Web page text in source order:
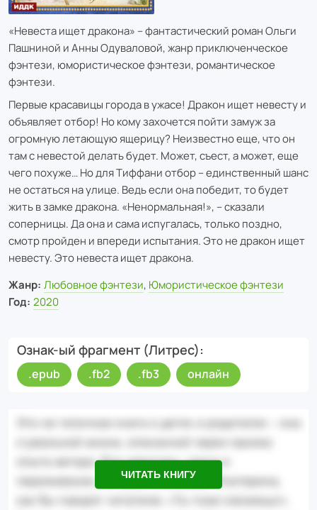
«Невеста ищет дракона» – фантастический роман Ольги
Пашниной и Анны Одуваловой, жанр приключенческое
фэнтези, юмористическое фэнтези, романтическое
фэнтези.
Первые красавицы города в ужасе! Дракон ищет невесту и
объявляет отбор! Но кому захочется пойти замуж за
огромную летающую ящерицу? Неизвестно еще, что он
там с невестой делать будет. Может, съест, а может, еще
чего похуже… Но для Тиффани отбор – единственный шанс
не остаться на улице. Ведь если она победит, то будет
жить в замке дракона. «Ненормальная!», – сказали
соперницы. Да она и сама испугалась, только поздно,
смотр пройден и впереди испытания. Это не дракон ищет
невесту. Это невеста ищет дракона.
Жанр: Любовное фэнтези, Юмористическое фэнтези
Год: 2020
Ознак-ый фрагмент (Литрес)
.epub .fb2 .fb3 онлайн
ЧИТАТЬ КНИГУ